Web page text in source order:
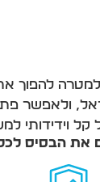
להפוך את
ולאפשר
קל וידידותי
את הבסיס